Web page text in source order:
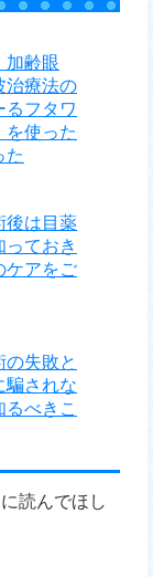
加齢眼
治療法の
るフタワ
を使った
た
後は目薬
っておき
ケアをご
の失敗と
騙されな
るべきこ
読んでほし